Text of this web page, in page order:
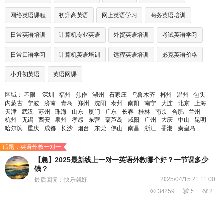
网络英语课程 初升高英语 网上英语学习 商务英语培训
日常英语培训 计算机专业英语 外贸英语培训 考试英语学习
日常口语学习 计算机英语培训 远程英语培训 必克英语价格
小升初英语 英语网课
区域： 不限 深圳 福州 焦作 湖州 石家庄 乌鲁木齐 郴州 温州
包头
内蒙古
宁波 济南 青岛 郑州 沈阳 泰州 南阳 南宁 大连 北京
上海
天津
武汉 苏州 珠海 山东 厦门 广东 长春 桂林 南京 合肥
兰州
杭州
无锡 西安 泉州 孝感 东营 葫芦岛 咸阳 广州 大庆 中山
昆明
哈尔滨
重庆 成都 长沙 烟台 东莞 佛山 南昌 浙江 香港 秦皇岛
话题：英语外教一对一
【急】2025最新线上一对一英语外教哪个好？一节课多少
钱？
最后回复：快乐就好 2025/04/15 21:11:00
 34259  5  2